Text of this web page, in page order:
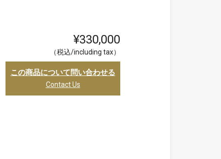
¥330,000
（税込/including tax）
この商品について問い合わせる
Contact Us